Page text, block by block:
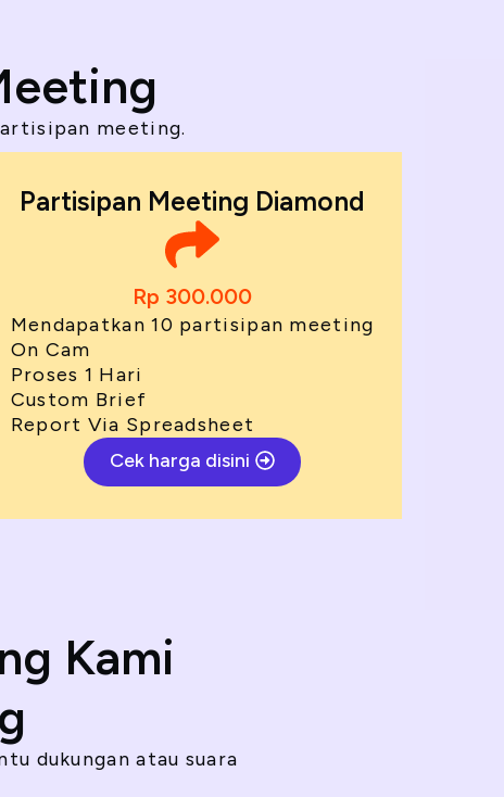
meeting.
Partisipan Meeting Diamond
Rp 300.000
Mendapatkan 10 partisipan meeting
On Cam
Proses 1 Hari
Custom Brief
Report Via Spreadsheet
Cek harga disini
Kami
dukungan atau suara